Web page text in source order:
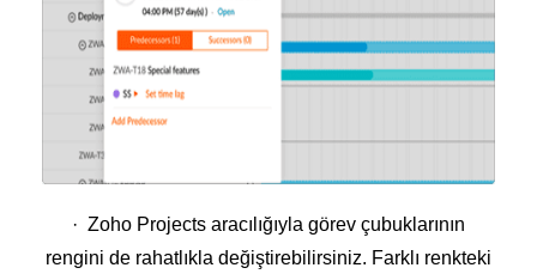
· Zoho Projects aracılığıyla görev çubuklarının
rengini de rahatlıkla değiştirebilirsiniz. Farklı renkteki